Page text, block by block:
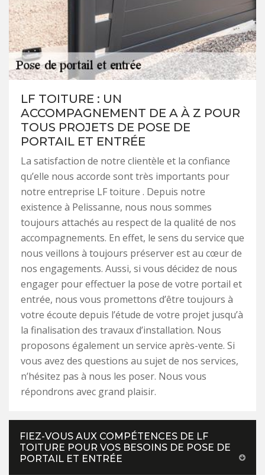
LF TOITURE : UN
ACCOMPAGNEMENT DE A À Z POUR
TOUS PROJETS DE POSE DE
PORTAIL ET ENTRÉE
La satisfaction de notre clientèle et la confiance
qu’elle nous accorde sont très importants pour
notre entreprise LF toiture . Depuis notre
existence à Pelissanne, nous nous sommes
toujours attachés au respect de la qualité de nos
accompagnements. En effet, le sens du service que
nous veillons à toujours préserver est au cœur de
nos engagements. Aussi, si vous décidez de nous
engager pour effectuer la pose de votre portail et
entrée, nous vous promettons d’être toujours à
votre écoute depuis l’étude de votre projet jusqu’à
la finalisation des travaux d’installation. Nous
proposons également un service après-vente. Si
vous avez des questions au sujet de nos services,
n’hésitez pas à nous les poser. Nous vous
répondrons avec grand plaisir.
FIEZ-VOUS AUX COMPÉTENCES DE LF
TOITURE POUR VOS BESOINS DE POSE DE
PORTAIL ET ENTRÉE